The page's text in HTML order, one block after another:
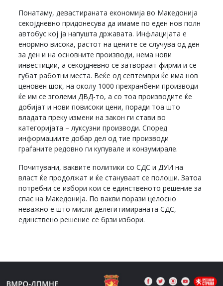
Понатаму, девастираната економија во Македонија
секојдневно придонесува да имаме по еден нов полн
автобус кој ја напушта државата. Инфлацијата е
енормно висока, растот на цените се случува од ден
за ден и на основните производи, нема нови
инвестиции, а секојдневно се затвораат фирми и се
губат работни места. Веќе од септември ќе има нов
ценовен шок, на околу 1000 прехранбени производи
ќе им се зголеми ДВД-то, а со тоа производите ќе
добијат и нови повисоки цени, поради тоа што
владата преку измени на закон ги стави во
категоријата – луксузни производи. Според
информациите добар дел од тие производи
граѓаните редовно ги купувале и конзумирале.
Почитувани, ваквите политики со СДС и ДУИ на
власт ќе продолжат и ќе стануваат се полоши. Затоа
потребни се избори кои се единственото решение за
спас на Македонија. По вакви порази целосно
неважно е што мисли делегитимираната СДС,
единствено решение се брзи избори.